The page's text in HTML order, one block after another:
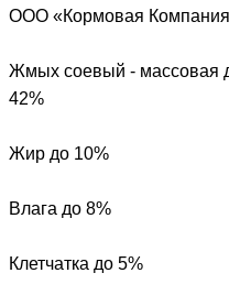
ООО «Кормовая Компания
Жмых соевый - массовая
42%
Жир до 10%
Влага до 8%
Клетчатка до 5%